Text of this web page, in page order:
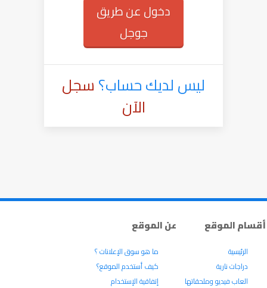
دخول عن طريق
جوجل
ليس لديك حساب؟سجل
الآن
أقسام الموقع
الرئيسية
دراجات نارية
العاب فيديو وملحقاتها
عن الموقع
ما هو سوق الإعلانات ؟
كيف أستخدم الموقع؟
إتفاقية الإستخدام